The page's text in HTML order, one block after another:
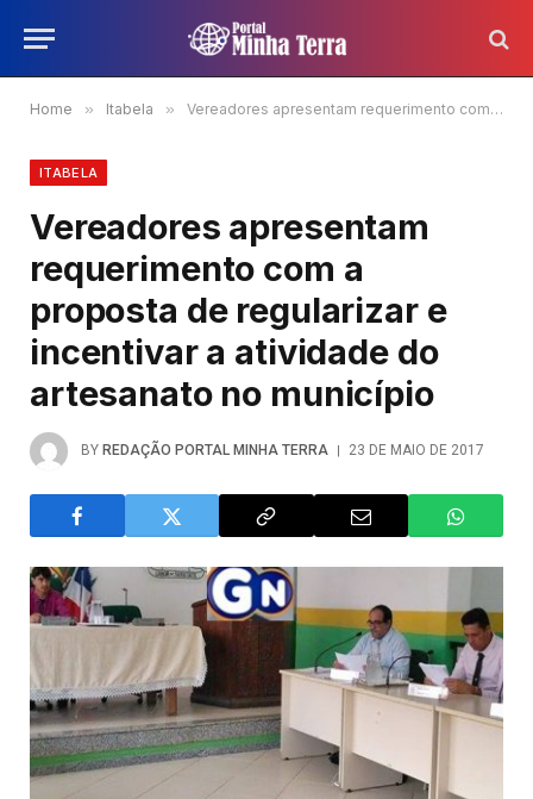
Home » Itabela » Vereadores apresentam requerimento com a proposta de regularizar e incentivar a atividade do artesanato no município
ITABELA
Vereadores apresentam
requerimento com a
proposta de regularizar e
incentivar a atividade do
artesanato no município
BY REDAÇÃO PORTAL MINHA TERRA 23 DE MAIO DE 2017